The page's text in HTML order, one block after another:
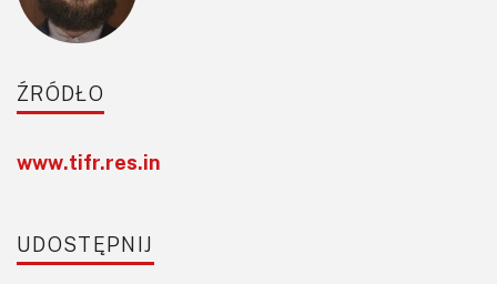
ŹRÓDŁO
www.tifr.res.in
UDOSTĘPNIJ